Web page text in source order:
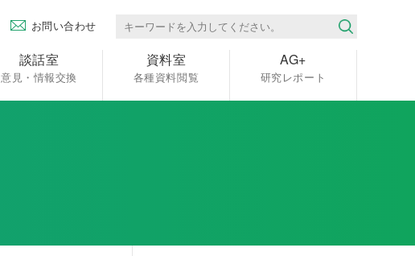
お問い合わせ
談話室
意見・情報交換
資料室
各種資料閲覧
AG+
研究レポート